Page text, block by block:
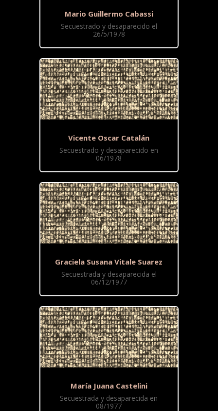
Mario Guillermo Cabassi
Secuestrado y desaparecido el
26/5/1978
Vicente Oscar Catalán
Secuestrado y desaparecido en
06/1978
Graciela Susana Vitale Suarez
Secuestrada y desaparecida el
06/12/1977
María Juana Castelini
Secuestrada y desaparecida en
08/1977